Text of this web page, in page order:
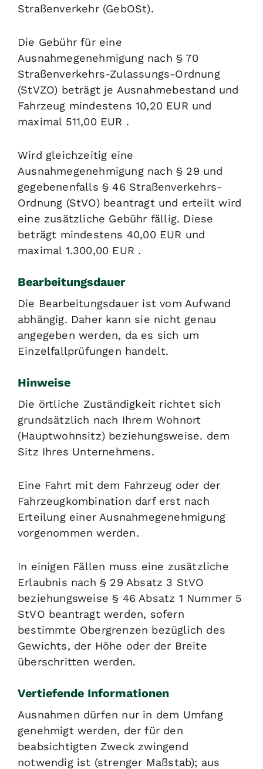
Straßenverkehr (GebOSt).
Die Gebühr für eine
Ausnahmegenehmigung nach § 70
Straßenverkehrs-Zulassungs-Ordnung
(StVZO) beträgt je Ausnahmebestand und
Fahrzeug mindestens 10,20 EUR und
maximal 511,00 EUR .
Wird gleichzeitig eine
Ausnahmegenehmigung nach § 29 und
gegebenenfalls § 46 Straßenverkehrs-
Ordnung (StVO) beantragt und erteilt wird
eine zusätzliche Gebühr fällig. Diese
beträgt mindestens 40,00 EUR und
maximal 1.300,00 EUR .
Bearbeitungsdauer
Die Bearbeitungsdauer ist vom Aufwand
abhängig. Daher kann sie nicht genau
angegeben werden, da es sich um
Einzelfallprüfungen handelt.
Hinweise
Die örtliche Zuständigkeit richtet sich
grundsätzlich nach Ihrem Wohnort
(Hauptwohnsitz) beziehungsweise. dem
Sitz Ihres Unternehmens.
Eine Fahrt mit dem Fahrzeug oder der
Fahrzeugkombination darf erst nach
Erteilung einer Ausnahmegenehmigung
vorgenommen werden.
In einigen Fällen muss eine zusätzliche
Erlaubnis nach § 29 Absatz 3 StVO
beziehungsweise § 46 Absatz 1 Nummer 5
StVO beantragt werden, sofern
bestimmte Obergrenzen bezüglich des
Gewichts, der Höhe oder der Breite
überschritten werden.
Vertiefende Informationen
Ausnahmen dürfen nur in dem Umfang
genehmigt werden, der für den
beabsichtigten Zweck zwingend
notwendig ist (strenger Maßstab); aus